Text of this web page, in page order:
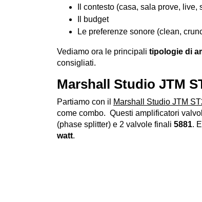
Il contesto (casa, sala prove, live,
Il budget
Le preferenze sonore (clean,
Vediamo ora le principali tipologie di
consigliati.
Marshall Studio JTM
Partiamo con il Marshall Studio JTM
come combo. Questi amplificatori
(phase splitter) e 2 valvole finali 5881.
watt.